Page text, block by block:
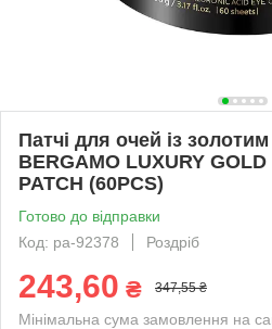
Патчі для очей із
BERGAMO LUXURY
PATCH (60PCS)
Готово до відправки
Код: pa-92378
Роздріб
243,60 ₴ 347,55 ₴
Мінімальна сума замовлення на